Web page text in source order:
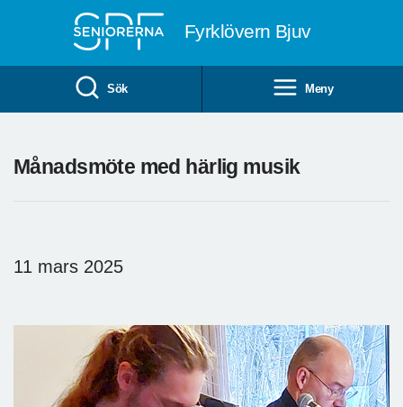
Fyrklövern Bjuv
Sök Meny
Månadsmöte med härlig musik
11 mars 2025